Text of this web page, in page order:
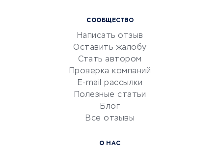
Маркетинг и продажи
Репетиторство
Красота и здоровье
Сервисы по поиску работы
Сетевой маркетинг
УСЛУГИ ДЛЯ БИЗНЕСА
СООБЩЕСТВО
Написать отзыв
Оставить жалобу
Стать автором
Проверка компаний
E-mail рассылки
Полезные статьи
Блог
Все отзывы
О НАС